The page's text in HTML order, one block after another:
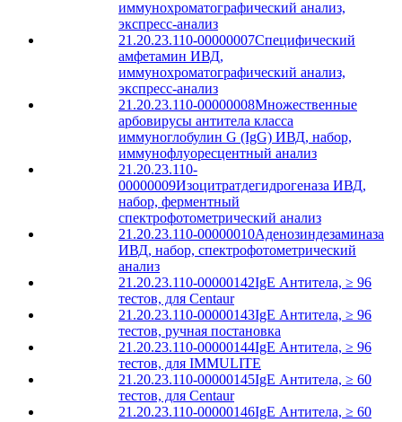
иммунохроматографический анализ,
экспресс-анализ
21.20.23.110-00000007Специфический
амфетамин ИВД,
иммунохроматографический анализ,
экспресс-анализ
21.20.23.110-00000008Множественные
арбовирусы антитела класса
иммуноглобулин G (IgG) ИВД, набор,
иммунофлуоресцентный анализ
21.20.23.110-
00000009Изоцитратдегидрогеназа ИВД,
набор, ферментный
спектрофотометрический анализ
21.20.23.110-00000010Аденозиндезаминаза
ИВД, набор, спектрофотометрический
анализ
21.20.23.110-00000142IgE Антитела, ≥ 96
тестов, для Centaur
21.20.23.110-00000143IgE Антитела, ≥ 96
тестов, ручная постановка
21.20.23.110-00000144IgE Антитела, ≥ 96
тестов, для IMMULITE
21.20.23.110-00000145IgE Антитела, ≥ 60
тестов, для Centaur
21.20.23.110-00000146IgE Антитела, ≥ 60